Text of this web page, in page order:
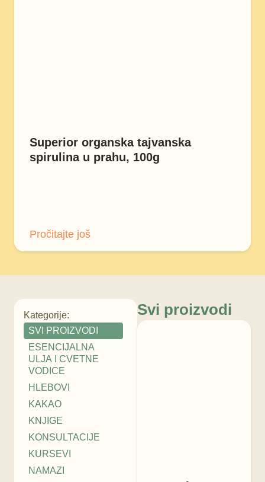
Superior organska tajvanska
spirulina u prahu, 100g
Pročitajte još
Kategorije:
ESENCIJALNA
ULJA I CVETNE
VODICE
HLEBOVI
KAKAO
KNJIGE
KONSULTACIJE
KURSEVI
NAMAZI
SVI PROIZVODI
Svi proizvodi